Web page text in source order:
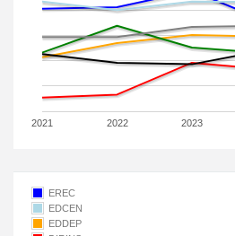
2021 2022 2023
EREC
EDCEN
EDDEP